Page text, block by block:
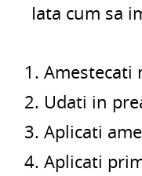
Iata cum sa
Amestecati
Udati in
Aplicati
Aplicati